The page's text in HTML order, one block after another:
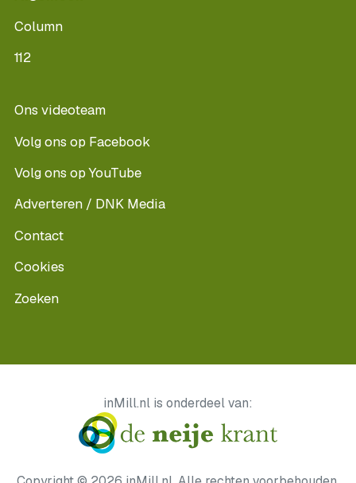
Column
112
Ons videoteam
Volg ons op Facebook
Volg ons op YouTube
Adverteren / DNK Media
Contact
Cookies
Zoeken
inMill.nl is onderdeel van: